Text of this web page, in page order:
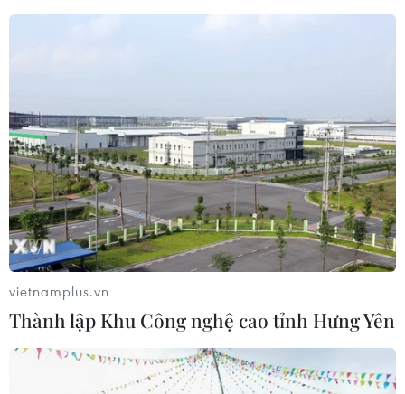
vietnamplus.vn
Thành lập Khu Công nghệ cao tỉnh Hưng Yên